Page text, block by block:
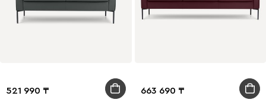
521 990 663 690